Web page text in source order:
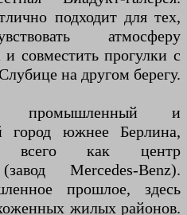
подходит для тех,
атмосферу
совместить прогулки с
на другом берегу.
промышленный и
город южнее Берлина,
всего как центр
Mercedes-Benz).
прошлое, здесь
жилых районов.